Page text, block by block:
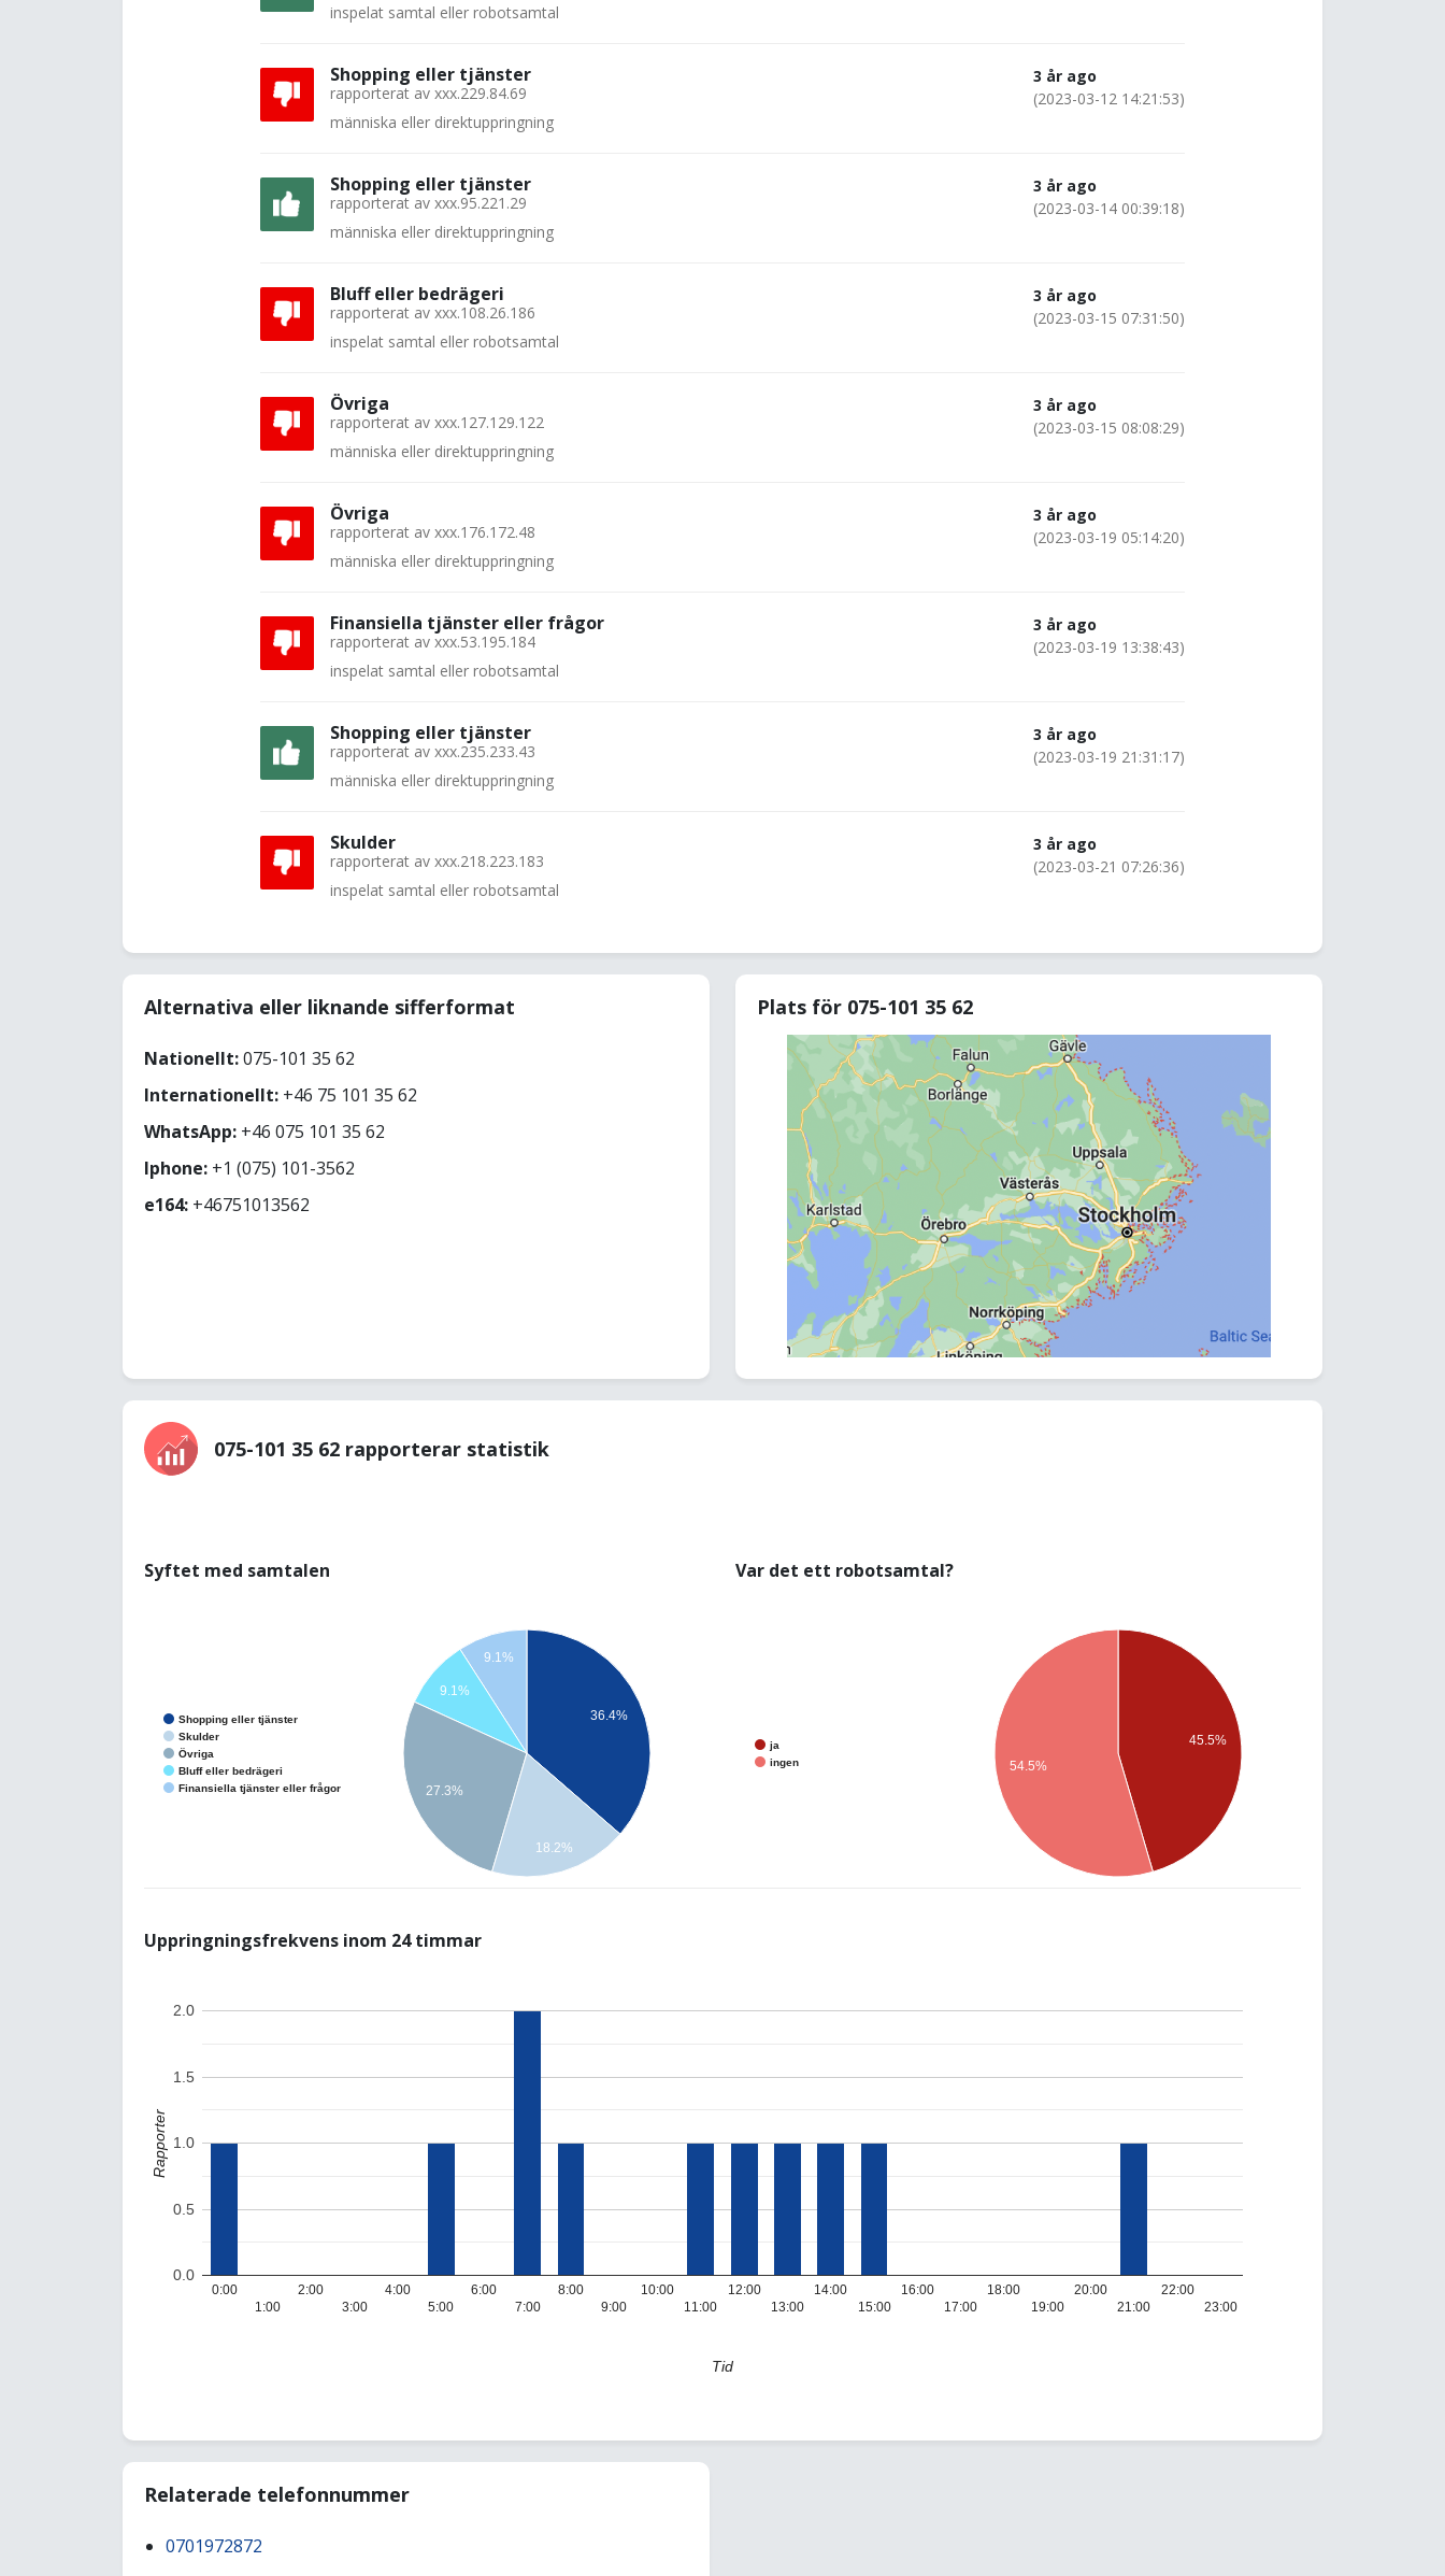
inspelat samtal eller robotsamtal
Shopping eller tjänster
rapporterat av xxx.229.84.69
människa eller direktuppringning
3 år ago
(2023-03-12 14:21:53)
Shopping eller tjänster
rapporterat av xxx.95.221.29
människa eller direktuppringning
3 år ago
(2023-03-14 00:39:18)
Bluff eller bedrägeri
rapporterat av xxx.108.26.186
inspelat samtal eller robotsamtal
3 år ago
(2023-03-15 07:31:50)
Övriga
rapporterat av xxx.127.129.122
människa eller direktuppringning
3 år ago
(2023-03-15 08:08:29)
Övriga
rapporterat av xxx.176.172.48
människa eller direktuppringning
3 år ago
(2023-03-19 05:14:20)
Finansiella tjänster eller frågor
rapporterat av xxx.53.195.184
inspelat samtal eller robotsamtal
3 år ago
(2023-03-19 13:38:43)
Shopping eller tjänster
rapporterat av xxx.235.233.43
människa eller direktuppringning
3 år ago
(2023-03-19 21:31:17)
Skulder
rapporterat av xxx.218.223.183
inspelat samtal eller robotsamtal
3 år ago
(2023-03-21 07:26:36)
Alternativa eller liknande sifferformat
Nationellt:075-101 35 62
Internationellt: +46 75 101 35 62
WhatsApp: +46 075 101 35 62
Iphone: +1 (075) 101-3562
e164: +46751013562
Plats för 075-101 35 62
075-101 35 62 rapporterar statistik
Syftet med samtalen
Shopping eller tjänster
Skulder
Övriga
Bluff eller bedrägeri
Finansiella tjänster eller frågor
36.4%
9.1%
9.1%
27.3%
18.2%
Var det ett robotsamtal?
ja
ingen
45.5%
54.5%
Uppringningsfrekvens inom 24 timmar
0:00
1:00
2:00
3:00
4:00
5:00
6:00
7:00
8:00
9:00
10:00
11:00
12:00
13:00
14:00
15:00
16:00
17:00
18:00
19:00
20:00
21:00
22:00
23:00
0.0
0.5
1.0
1.5
2.0
Tid
Rapporter
Relaterade telefonnummer
0701972872